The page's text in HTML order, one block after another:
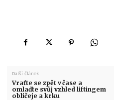
Další článek
Vraťte se zpět v čase a
omlaďte svůj vzhled liftingem
obličeje a krku